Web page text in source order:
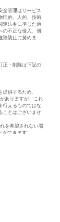
全管理はサービス
理的、人的、技術
連法令に準じた適
の不正な侵入、個
険防止に努めま
正・削除は下記の
供するため、
ありますが、これ
行えるものではな
ことはございませ
を希望されない場
できます。